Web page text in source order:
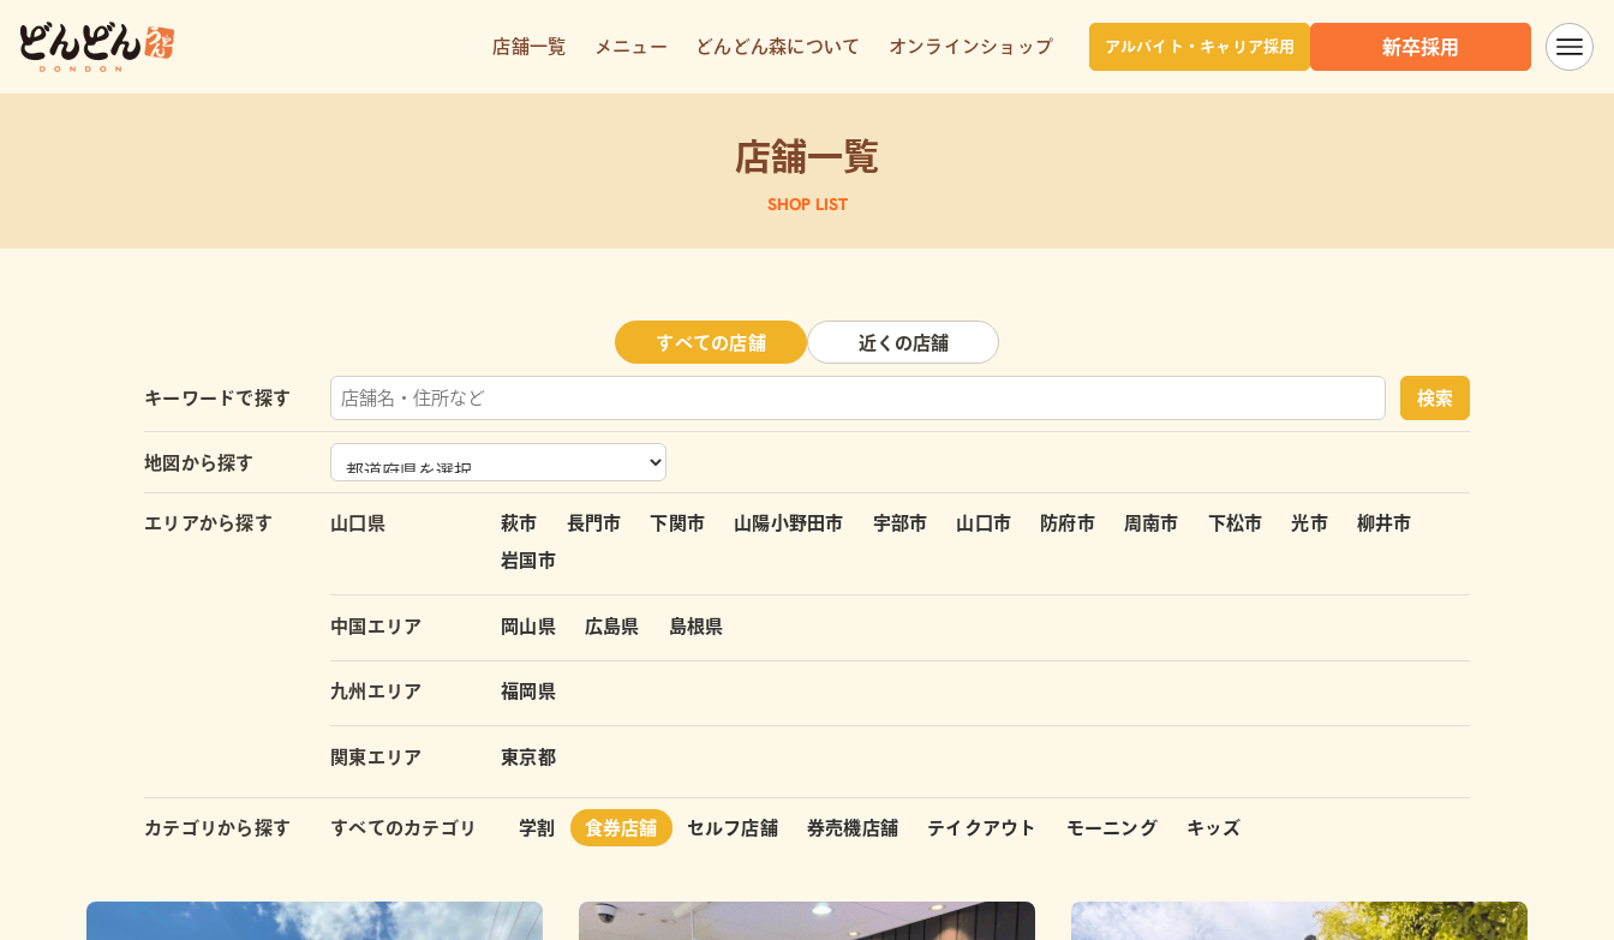
店舗一覧 メニュー どんどん森について オンラインショップ アルバイト・キャリア採用 新卒採用
店舗一覧
SHOP LIST
すべての店舗 近くの店舗
キーワードで探す 検索
地図から探す
エリアから探す 山口県 萩市 長門市 下関市 山陽小野田市 宇部市 山口市 防府市 周南市 下松市 光市 柳井市
岩国市
中国エリア 岡山県 広島県 島根県
九州エリア 福岡県
関東エリア 東京都
カテゴリから探す すべてのカテゴリ 学割 食券店舗 セルフ店舗 券売機店舗 テイクアウト モーニング キッズ